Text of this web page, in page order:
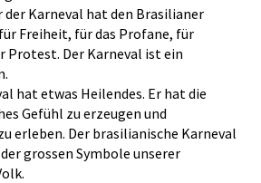
Karneval hat den Brasilianer
Freiheit, für das Profane, für
Protest. Der Karneval ist ein
hat etwas Heilendes. Er hat die
Gefühl zu erzeugen und
erleben. Der brasilianische Karneval
grossen Symbole unserer